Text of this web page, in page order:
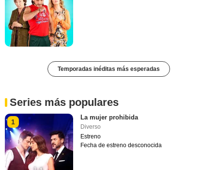
Temporadas inéditas más esperadas
Series más populares
1
La mujer prohibida
Diverso
Estreno
Fecha de estreno desconocida